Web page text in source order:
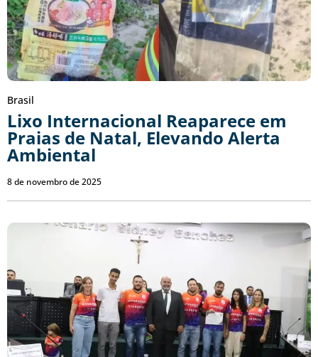
Brasil
Lixo Internacional Reaparece em
Praias de Natal, Elevando Alerta
Ambiental
8 de novembro de 2025